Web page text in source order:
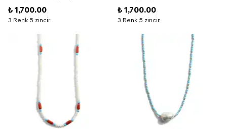
₺ 1,700.00
3 Renk 5 zincir
₺ 1,700.00
3 Renk 5 zincir